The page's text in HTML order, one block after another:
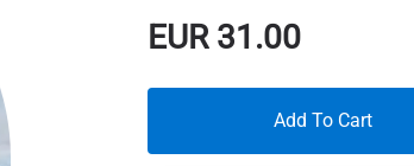
EUR31.00
Add To Cart